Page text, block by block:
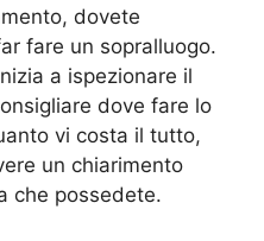
dovete
fare un sopralluogo.
a ispezionare il
dove fare lo
vi costa il tutto,
un chiarimento
che possedete.